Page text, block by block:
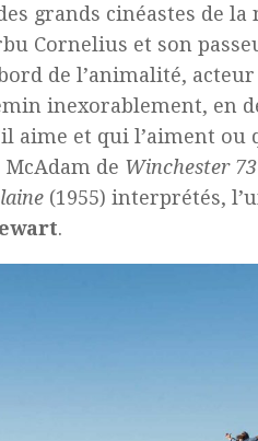
grands cinéastes de la
Cornelius et son
de l’animalité, acteur
inexorablement, en
aime et qui l’aiment ou
de Winchester 73
(1955) interprétés,
.